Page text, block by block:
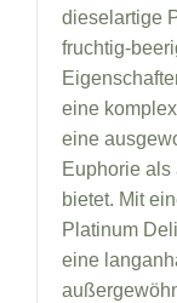
dieselartige
fruchtig-
eine
eine
Euphorie
bietet. Mit
Platinum
eine